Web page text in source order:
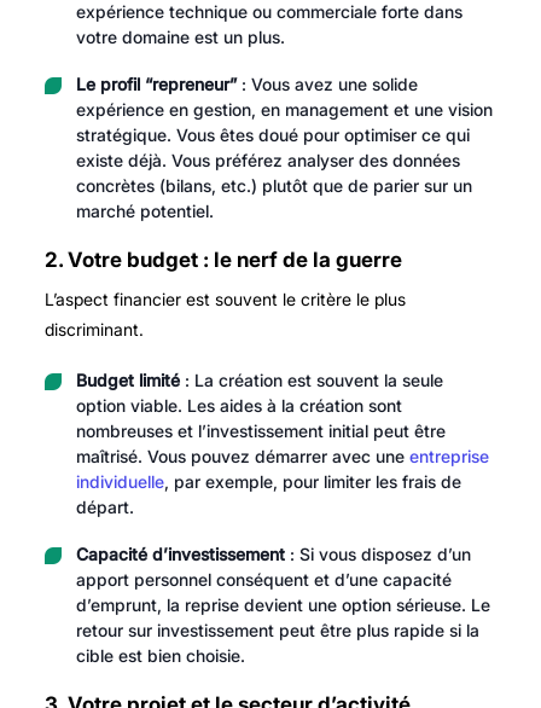
expérience technique ou commerciale forte dans
votre domaine est un plus.
Le profil “repreneur”: Vous avez une solide
expérience en gestion, en management et une vision
stratégique. Vous êtes doué pour optimiser ce qui
existe déjà. Vous préférez analyser des données
concrètes (bilans, etc.) plutôt que de parier sur un
marché potentiel.
2. Votre budget : le nerf de la guerre
L’aspect financier est souvent le critère le plus
discriminant.
Budget limité: La création est souvent la seule
option viable. Les aides à la création sont
nombreuses et l’investissement initial peut être
maîtrisé. Vous pouvez démarrer avec une entreprise
individuelle, par exemple, pour limiter les frais de
départ.
Capacité d’investissement: Si vous disposez d’un
apport personnel conséquent et d’une capacité
d’emprunt, la reprise devient une option sérieuse. Le
retour sur investissement peut être plus rapide si la
cible est bien choisie.